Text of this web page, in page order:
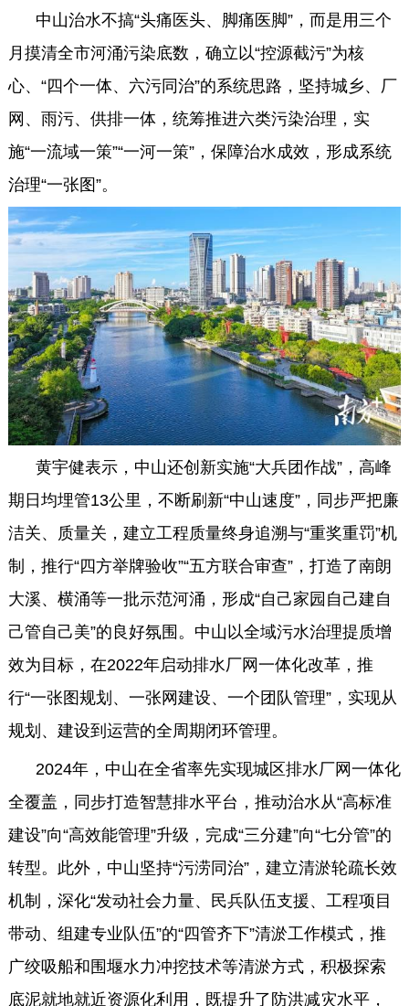
中山治水不搞“头痛医头、脚痛医脚”，而是用三个
月摸清全市河涌污染底数，确立以“控源截污”为核
心、“四个一体、六污同治”的系统思路，坚持城乡、厂
网、雨污、供排一体，统筹推进六类污染治理，实
施“一流域一策”“一河一策”，保障治水成效，形成系统
治理“一张图”。
黄宇健表示，中山还创新实施“大兵团作战”，高峰
期日均埋管13公里，不断刷新“中山速度”，同步严把廉
洁关、质量关，建立工程质量终身追溯与“重奖重罚”机
制，推行“四方举牌验收”“五方联合审查”，打造了南朗
大溪、横涌等一批示范河涌，形成“自己家园自己建自
己管自己美”的良好氛围。中山以全域污水治理提质增
效为目标，在2022年启动排水厂网一体化改革，推
行“一张图规划、一张网建设、一个团队管理”，实现从
规划、建设到运营的全周期闭环管理。
2024年，中山在全省率先实现城区排水厂网一体化
全覆盖，同步打造智慧排水平台，推动治水从“高标准
建设”向“高效能管理”升级，完成“三分建”向“七分管”的
转型。此外，中山坚持“污涝同治”，建立清淤轮疏长效
机制，深化“发动社会力量、民兵队伍支援、工程项目
带动、组建专业队伍”的“四管齐下”清淤工作模式，推
广绞吸船和围堰水力冲挖技术等清淤方式，积极探索
底泥就地就近资源化利用，既提升了防洪减灾水平，